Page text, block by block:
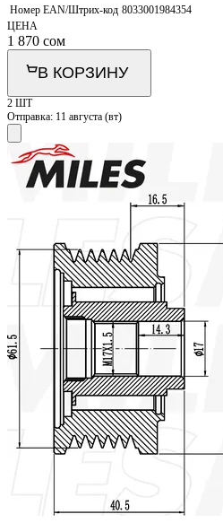
Номер EAN/Штрих-код 8033001984354
ЦЕНА
1 870 сом
В КОРЗИНУ
2 ШТ
Отправка: 11 августа (вт)